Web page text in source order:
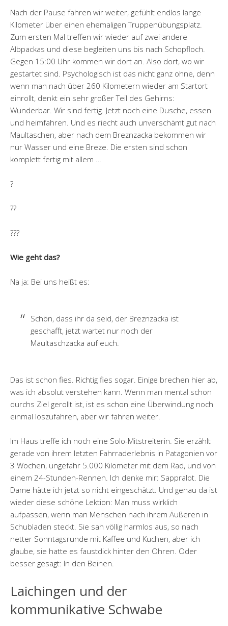
Nach der Pause fahren wir weiter, gefühlt endlos lange
Kilometer über einen ehemaligen Truppenübungsplatz.
Zum ersten Mal treffen wir wieder auf zwei andere
Albpackas und diese begleiten uns bis nach Schopfloch.
Gegen 15:00 Uhr kommen wir dort an. Also dort, wo wir
gestartet sind. Psychologisch ist das nicht ganz ohne, denn
wenn man nach über 260 Kilometern wieder am Startort
einrollt, denkt ein sehr großer Teil des Gehirns:
Wunderbar. Wir sind fertig. Jetzt noch eine Dusche, essen
und heimfahren. Und es riecht auch unverschämt gut nach
Maultaschen, aber nach dem Breznzacka bekommen wir
nur Wasser und eine Breze. Die ersten sind schon
komplett fertig mit allem …
?
??
???
Wie geht das?
Na ja: Bei uns heißt es:
Schön, dass ihr da seid, der Breznzacka ist
geschafft, jetzt wartet nur noch der
Maultaschzacka auf euch.
Das ist schon fies. Richtig fies sogar. Einige brechen hier ab,
was ich absolut verstehen kann. Wenn man mental schon
durchs Ziel gerollt ist, ist es schon eine Überwindung noch
einmal loszufahren, aber wir fahren weiter.
Im Haus treffe ich noch eine Solo-Mitstreiterin. Sie erzählt
gerade von ihrem letzten Fahrraderlebnis in Patagonien vor
3 Wochen, ungefähr 5.000 Kilometer mit dem Rad, und von
einem 24-Stunden-Rennen. Ich denke mir: Sappralot. Die
Dame hätte ich jetzt so nicht eingeschätzt. Und genau da ist
wieder diese schöne Lektion: Man muss wirklich
aufpassen, wenn man Menschen nach ihrem Äußeren in
Schubladen steckt. Sie sah völlig harmlos aus, so nach
netter Sonntagsrunde mit Kaffee und Kuchen, aber ich
glaube, sie hatte es faustdick hinter den Ohren. Oder
besser gesagt: In den Beinen.
Laichingen und der
kommunikative Schwabe